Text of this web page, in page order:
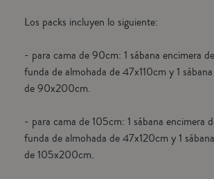
Los packs incluyen lo siguiente:
- para cama de 90cm: 1 sábana encimera
funda de almohada de 47x110cm y 1
de 90x200cm.
- para cama de 105cm: 1 sábana encimera
funda de almohada de 47x120cm y 1
de 105x200cm.